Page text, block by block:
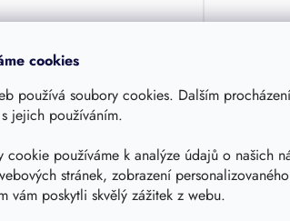
cookies
používá soubory cookies. Dalším
jejich používáním.
cookie používáme k analýze údajů o našich
stránek, zobrazení
vám poskytli skvělý zážitek z webu.
litinový A15 do 1,5t
Tegra 425
PVC